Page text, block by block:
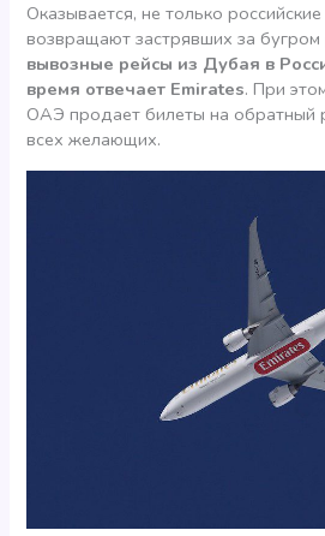
Оказывается, не только
возвращают застрявших за
вывозные рейсы из Дубая в
время отвечает Emirates. При
ОАЭ продает билеты на обратный
всех желающих.